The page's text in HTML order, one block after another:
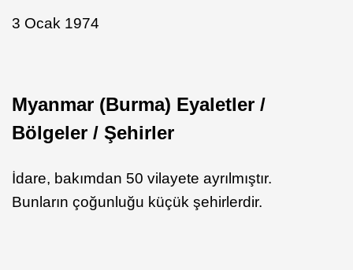
3 Ocak 1974
Myanmar (Burma) Eyaletler /
Bölgeler / Şehirler
İdare, bakımdan 50 vilayete ayrılmıştır.
Bunların çoğunluğu küçük şehirlerdir.